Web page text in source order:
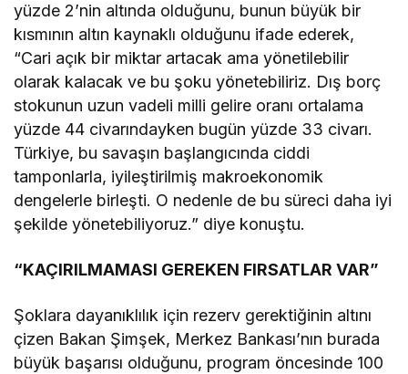
yüzde 2’nin altında olduğunu, bunun büyük bir
kısmının altın kaynaklı olduğunu ifade ederek,
“Cari açık bir miktar artacak ama yönetilebilir
olarak kalacak ve bu şoku yönetebiliriz. Dış borç
stokunun uzun vadeli milli gelire oranı ortalama
yüzde 44 civarındayken bugün yüzde 33 civarı.
Türkiye, bu savaşın başlangıcında ciddi
tamponlarla, iyileştirilmiş makroekonomik
dengelerle birleşti. O nedenle de bu süreci daha iyi
şekilde yönetebiliyoruz.” diye konuştu.
“KAÇIRILMAMASI GEREKEN FIRSATLAR VAR”
Şoklara dayanıklılık için rezerv gerektiğinin altını
çizen Bakan Şimşek, Merkez Bankası’nın burada
büyük başarısı olduğunu, program öncesinde 100